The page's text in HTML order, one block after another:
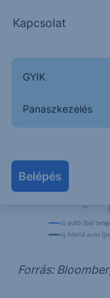
Kapcsolat
GYIK
Panaszkezelés
Belépés
eladásaik év/év
Forrás: